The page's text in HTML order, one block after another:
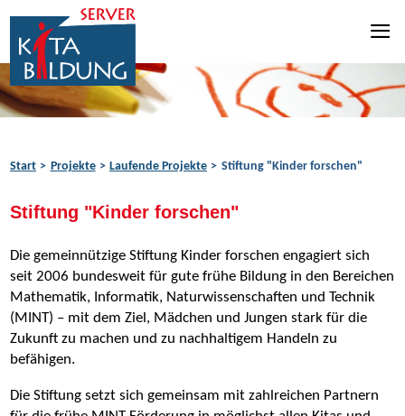
Zum Inhalt springen
Zur Navigation springen
Zum Fußbereich springen
Start Projekte Laufende Projekte Stiftung "Kinder forschen"
Stiftung "Kinder forschen"
Die gemeinnützige Stiftung Kinder forschen engagiert sich
seit 2006 bundesweit für gute frühe Bildung in den Bereichen
Mathematik, Informatik, Naturwissenschaften und Technik
(MINT) – mit dem Ziel, Mädchen und Jungen stark für die
Zukunft zu machen und zu nachhaltigem Handeln zu
befähigen.
Die Stiftung setzt sich gemeinsam mit zahlreichen Partnern